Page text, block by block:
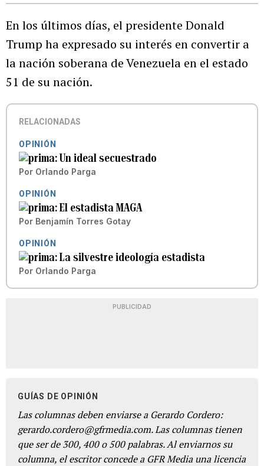
En los últimos días, el presidente Donald
Trump ha expresado su interés en convertir a
la nación soberana de Venezuela en el estado
51 de su nación.
RELACIONADAS
OPINIÓN
Un ideal secuestrado
Por Orlando Parga
OPINIÓN
El estadista MAGA
Por Benjamín Torres Gotay
OPINIÓN
La silvestre ideología estadista
Por Orlando Parga
PUBLICIDAD
GUÍAS DE OPINIÓN
Las columnas deben enviarse a Gerardo Cordero:
gerardo.cordero@gfrmedia.com. Las columnas tienen
que ser de 300, 400 o 500 palabras. Al enviarnos su
columna, el escritor concede a GFR Media una licencia